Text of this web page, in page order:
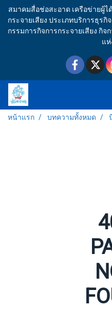
สมาคมสื่อช่อสะอาด เครือข่ายผู้
กระจายเสียง ประเภทบริการธุร
กรรมการกิจการกระจายเสียง กิ
แ
หน้าแรก บทความทั้งหมด